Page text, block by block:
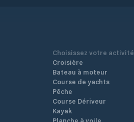
Choisissez votre activité
Croisière
Bateau à moteur
Course de yachts
Pêche
Course Dériveur
Kayak
Planche à voile